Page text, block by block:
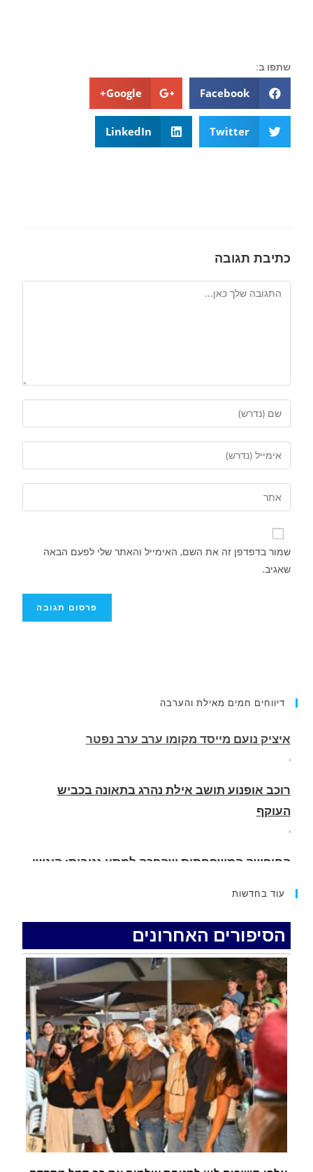
שתפו ב:
Facebook
Google+
Twitter
LinkedIn
כתיבת תגובה
שמור בדפדפן זה את השם, האימייל והאתר שלי לפעם הבאה
שאגיב.
דיווחים חמים מאילת והערבה
רוכב אופנוע תושב אילת נהרג בתאונה בכביש
העוקף
החופשה המשפחתית שהפכה למסע גניבות: הוגשו
.
רכב התנגש במעקה בטיחות בכביש 90 בסמוך לעין
חצבה. פצועים
איציק נועם מייסד מקומו ערב ערב נפטר
עוד בחדשות
הסיפורים האחרונים